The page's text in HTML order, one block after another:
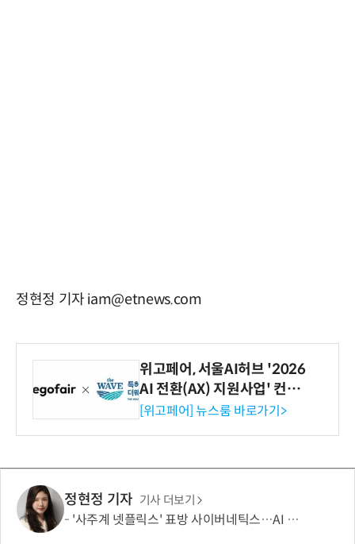
정현정 기자 iam@etnews.com
위고페어, 서울AI허브 '2026
AI 전환(AX) 지원사업' 컨소
시엄 선정
[위고페어] 뉴스룸 바로가기>
정현정 기자 기사 더보기
'사주계 넷플릭스' 표방 사이버네틱스…AI 사주로 MAU 100만 돌파